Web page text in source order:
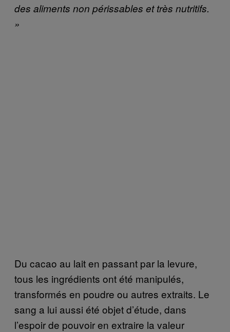
des aliments non périssables et très nutritifs.
»
Du cacao au lait en passant par la levure,
tous les ingrédients ont été manipulés,
transformés en poudre ou autres extraits. Le
sang a lui aussi été objet d’étude, dans
l’espoir de pouvoir en extraire la valeur